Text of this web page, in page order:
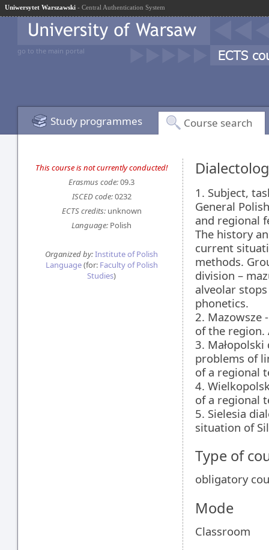
Uniwersytet Warszawski - Central Authentication System
go to the main portal
Study programmes Course search
This course is not currently conducted!
Erasmus code:09.3
ISCED code:0232
ECTS credits:unknown
Language: Polish
Organized by:Institute of Polish
Language(for: Faculty of Polish
Studies)
1. Subject,
General
and regional
The history
current
methods.
division –
alveolar
phonetics.
2. Mazowsze
of the region.
3.
problems of
of a regional
4.
of a regional
5. Sielesia
situation of
Type of
obligatory
Mode
Classroom